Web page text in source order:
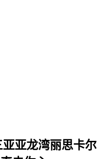
亚龙湾丽思卡尔